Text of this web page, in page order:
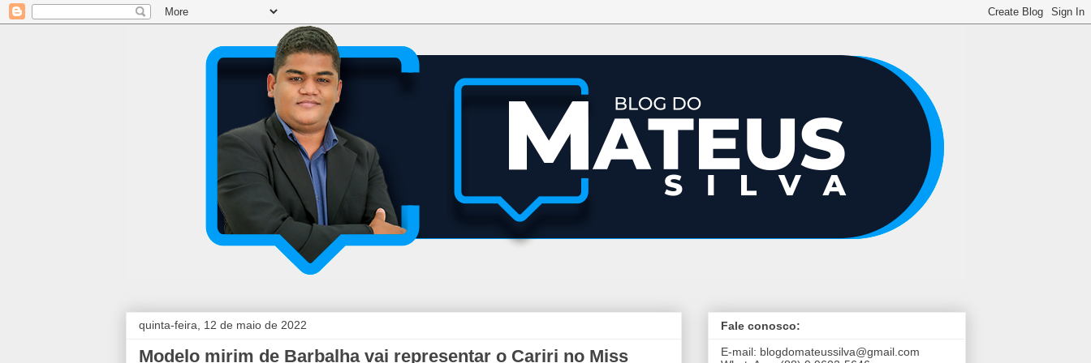
quinta-feira, 12 de maio de 2022
Modelo mirim de Barbalha vai representar o Cariri no Miss
Fale conosco:
E-mail: blogdomateussilva@gmail.com